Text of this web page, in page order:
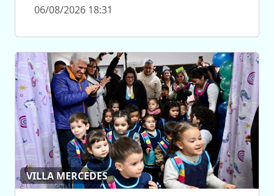
06/08/2026 18:31
VILLA MERCEDES